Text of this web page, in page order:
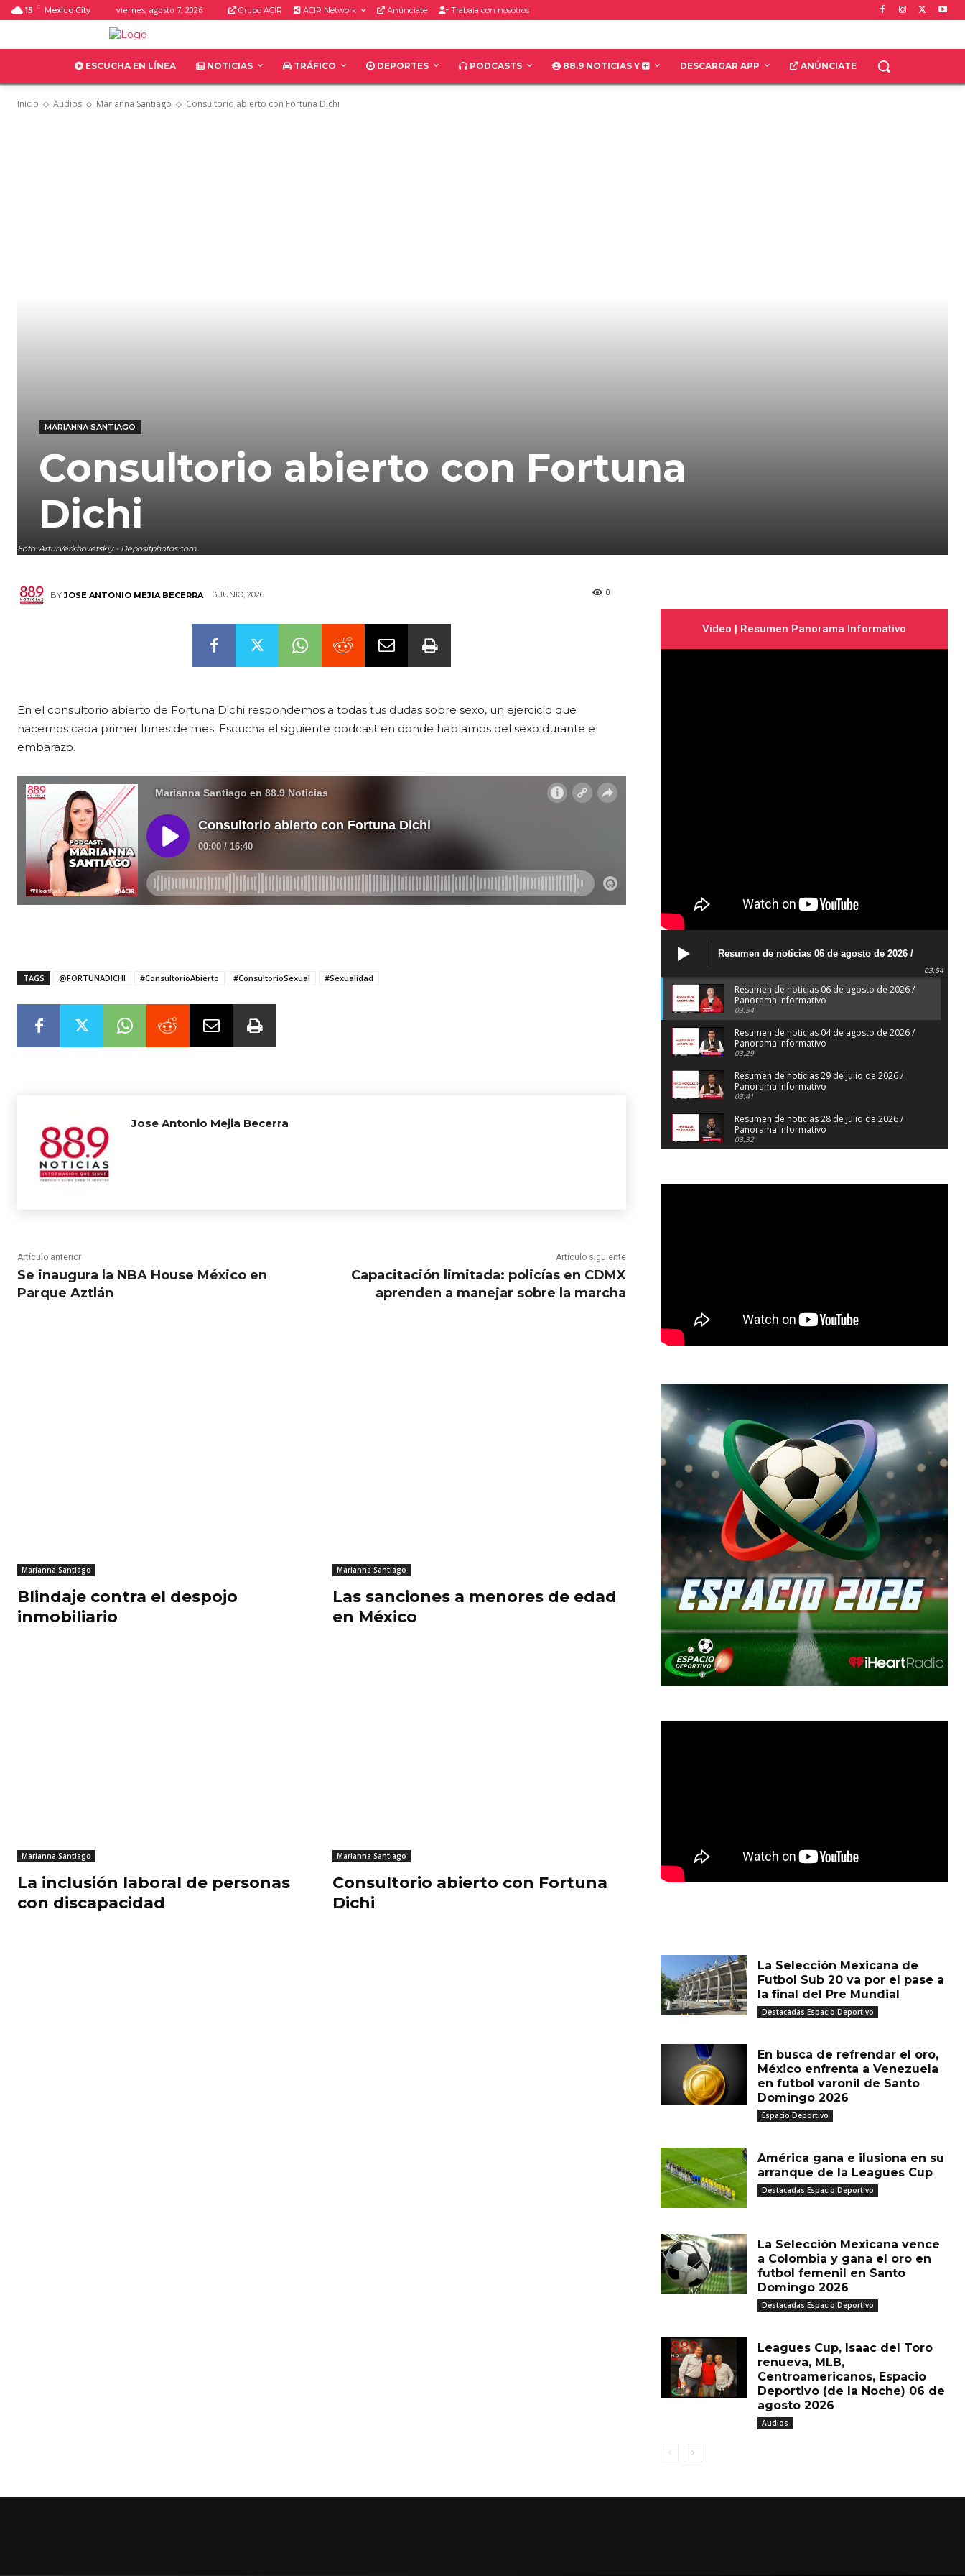
15 C Mexico City viernes, agosto 7, 2026 Grupo ACIR ACIR Network Anúnciate Trabaja con nosotros
ESCUCHA EN LÍNEA NOTICIAS TRÁFICO DEPORTES PODCASTS 88.9 NOTICIAS Y DESCARGAR APP ANÚNCIATE
Inicio Audios Marianna Santiago Consultorio abierto con Fortuna Dichi
Foto: ArturVerkhovetskiy - Depositphotos.com
MARIANNA SANTIAGO
Consultorio abierto con Fortuna
Dichi
BY JOSE ANTONIO MEJIA BECERRA 3 JUNIO, 2026 0
En el consultorio abierto de Fortuna Dichi respondemos a todas tus dudas sobre sexo, un ejercicio que
hacemos cada primer lunes de mes. Escucha el siguiente podcast en donde hablamos del sexo durante el
embarazo.
TAGS @FORTUNADICHI #ConsultorioAbierto #ConsultorioSexual #Sexualidad
Jose Antonio Mejia Becerra
Artículo anterior
Se inaugura la NBA House México en
Parque Aztlán
Artículo siguiente
Capacitación limitada: policías en CDMX
aprenden a manejar sobre la marcha
Marianna Santiago
Blindaje contra el despojo
inmobiliario
Marianna Santiago
Las sanciones a menores de edad
en México
Marianna Santiago
La inclusión laboral de personas
con discapacidad
Marianna Santiago
Consultorio abierto con Fortuna
Dichi
Video | Resumen Panorama Informativo
Resumen de noticias 06 de agosto de 2026 /
03:54
Resumen de noticias 06 de agosto de 2026 /
Panorama Informativo
03:54
Resumen de noticias 04 de agosto de 2026 /
Panorama Informativo
03:29
Resumen de noticias 29 de julio de 2026 /
Panorama Informativo
03:41
Resumen de noticias 28 de julio de 2026 /
Panorama Informativo
03:32
03:27
La Selección Mexicana de
Futbol Sub 20 va por el pase a
la final del Pre Mundial
Destacadas Espacio Deportivo
En busca de refrendar el oro,
México enfrenta a Venezuela
en futbol varonil de Santo
Domingo 2026
Espacio Deportivo
América gana e ilusiona en su
arranque de la Leagues Cup
Destacadas Espacio Deportivo
La Selección Mexicana vence
a Colombia y gana el oro en
futbol femenil en Santo
Domingo 2026
Destacadas Espacio Deportivo
Leagues Cup, Isaac del Toro
renueva, MLB,
Centroamericanos, Espacio
Deportivo (de la Noche) 06 de
agosto 2026
Audios